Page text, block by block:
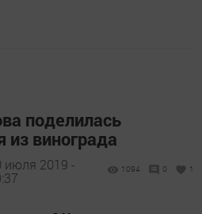
поделилась
из винограда
июля 2019 -
1094 0 1